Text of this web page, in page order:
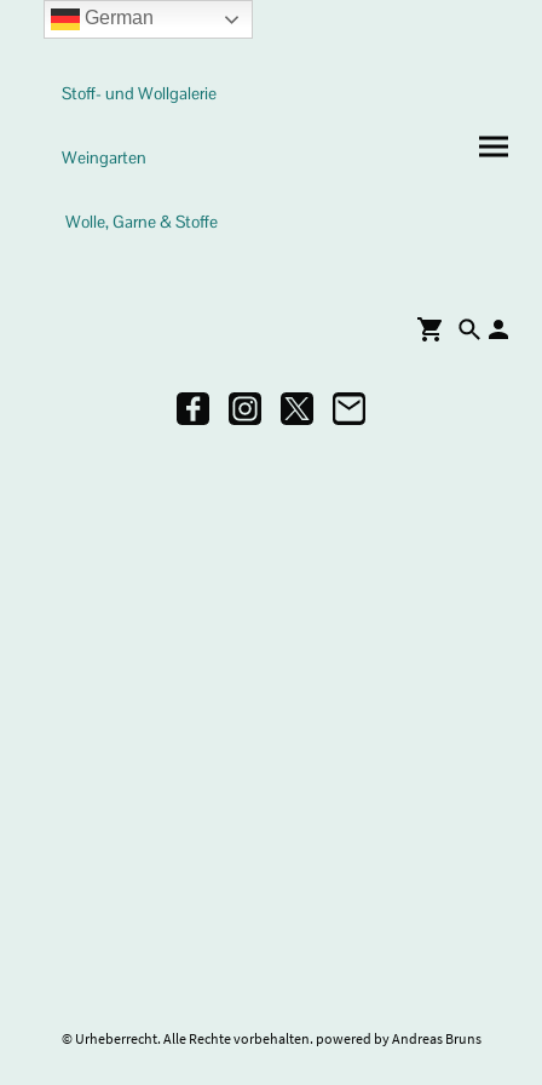
Stoff- und Wollgalerie
Weingarten
Wolle, Garne & Stoffe
© Urheberrecht. Alle Rechte vorbehalten. powered by Andreas Bruns
German